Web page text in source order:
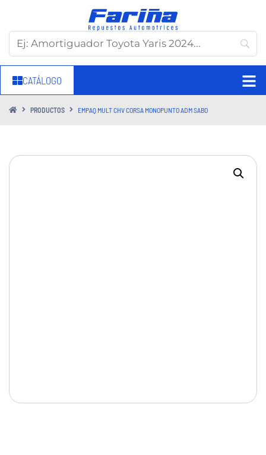
CATÁLOGO
PRODUCTOS EMPAQ MULT CHV CORSA MONOPUNTO ADM SABO